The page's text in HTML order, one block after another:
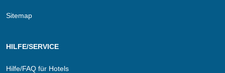
Sitemap
HILFE/SERVICE
Hilfe/FAQ für Hotels